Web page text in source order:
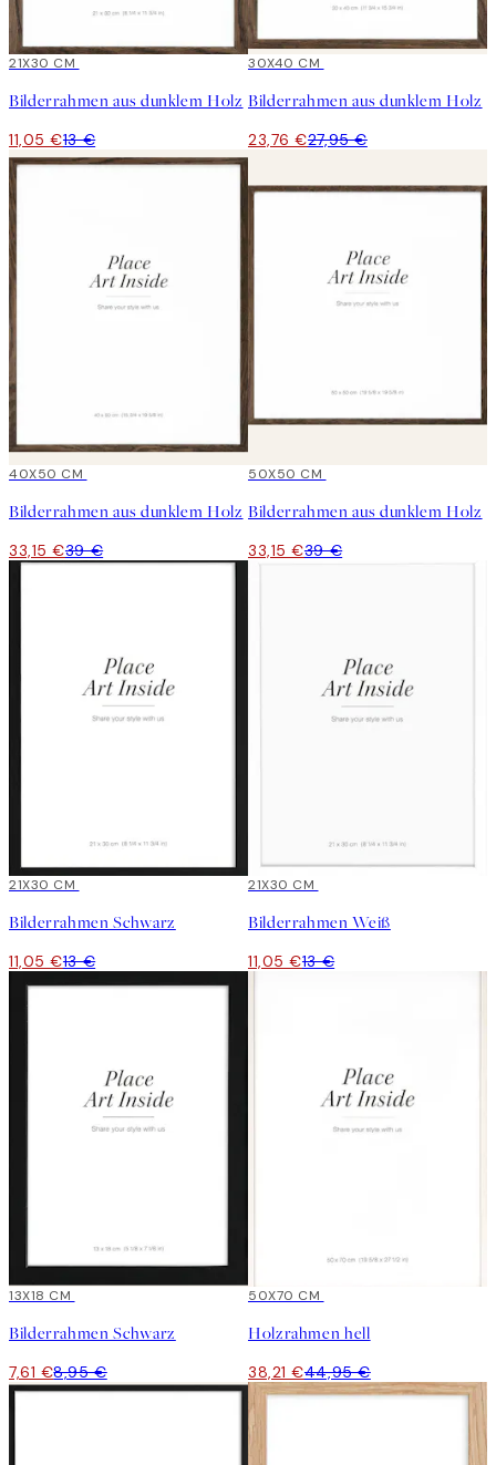
15%*
21X30 CM
Bilderrahmen aus dunklem Holz
11,05 €13 €
15%*
30X40 CM
Bilderrahmen aus dunklem Holz
23,76 €27,95 €
15%*
40X50 CM
Bilderrahmen aus dunklem Holz
33,15 €39 €
15%*
50X50 CM
Bilderrahmen aus dunklem Holz
33,15 €39 €
15%*
21X30 CM
Bilderrahmen Schwarz
11,05 €13 €
15%*
21X30 CM
Bilderrahmen Weiß
11,05 €13 €
15%*
13X18 CM
Bilderrahmen Schwarz
7,61 €8,95 €
15%*
50X70 CM
Holzrahmen hell
38,21 €44,95 €